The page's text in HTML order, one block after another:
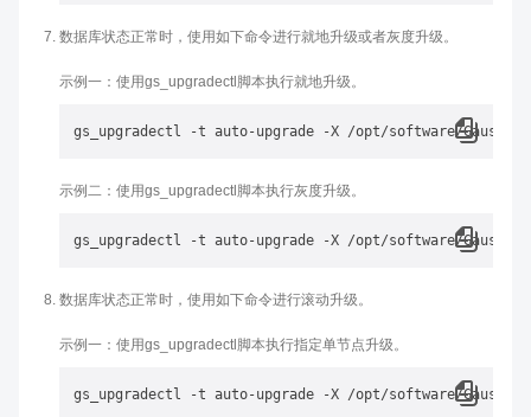
数据库状态正常时，使用如下命令进行就地升级或者灰度升级。
示例一：使用gs_upgradectl脚本执行就地升级。
示例二：使用gs_upgradectl脚本执行灰度升级。
数据库状态正常时，使用如下命令进行滚动升级。
示例一：使用gs_upgradectl脚本执行指定单节点升级。